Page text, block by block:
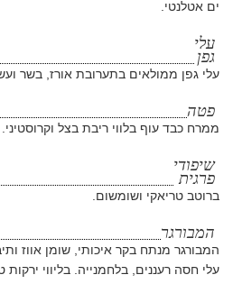
ים אטלנטי.
עלי
גפן
עלי גפן ממולאים בתערובת אורז, בשר
פטה
ממרח כבד עוף בלווי ריבת בצל וקרוסטיני.
שיפודי
פרגית
ברוטב טריאקי ושומשום.
המבורגר
המבורגר מנתח בקר איכותי, שומן אווז
עלי חסה רעננים, בלחמנייה. בליווי ירקות